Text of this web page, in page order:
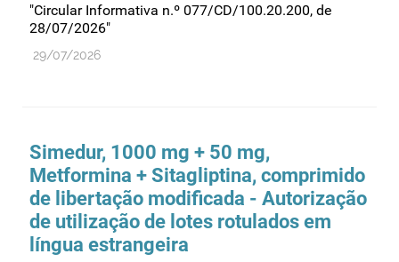
Locais de venda
Manutenção no mercado
Medicinas alternativas
Nanotecnologia
Planeamento
Plantas medicinais
"Circular Informativa n.º 077/CD/100.20.200, de
28/07/2026"
29/07/2026
Simedur, 1000 mg + 50 mg,
Metformina + Sitagliptina, comprimido
de libertação modificada - Autorização
de utilização de lotes rotulados em
língua estrangeira